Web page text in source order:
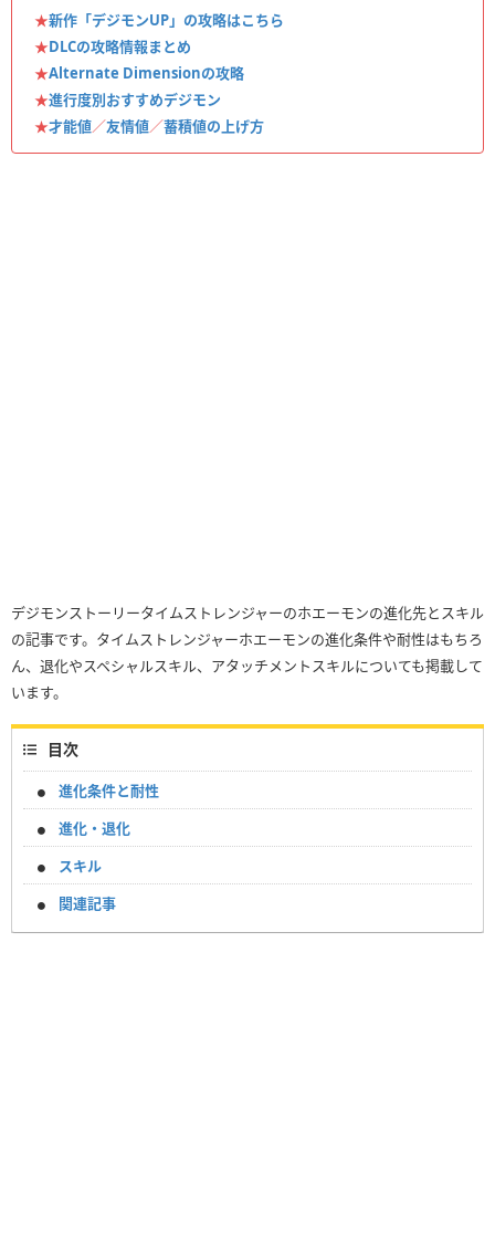
★新作「デジモンUP」の攻略はこちら
★DLCの攻略情報まとめ
★Alternate Dimensionの攻略
★進行度別おすすめデジモン
★才能値／友情値／蓄積値の上げ方
デジモンストーリータイムストレンジャーのホエーモンの進化先とスキル
の記事です。タイムストレンジャーホエーモンの進化条件や耐性はもちろ
ん、退化やスペシャルスキル、アタッチメントスキルについても掲載して
います。
目次
進化条件と耐性
進化・退化
スキル
関連記事